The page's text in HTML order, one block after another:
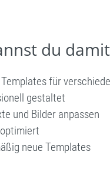
du
für
gestaltet
und Bilder anpassen
neue Templates